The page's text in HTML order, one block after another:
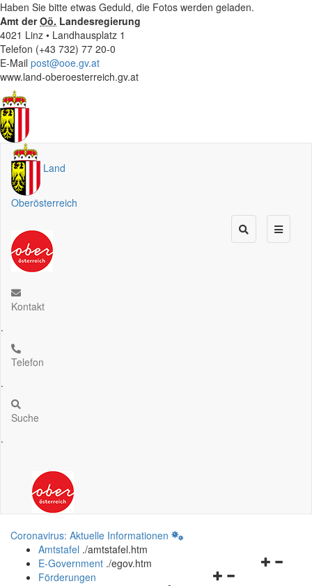
Haben Sie bitte etwas Geduld, die Fotos werden geladen.
Amt derOö. Landesregierung
4021 Linz • Landhausplatz 1
Telefon (+43 732) 77 20-0
E-Mail post@ooe.gv.at
www.land-oberoesterreich.gv.at
Land
Oberösterreich
Kontakt
.
Telefon
.
Suche
.
Coronavirus: Aktuelle Informationen
Amtstafel ./amtstafel.htm
Navigationsmenü
E-Government ./egov.htm
Förderungen